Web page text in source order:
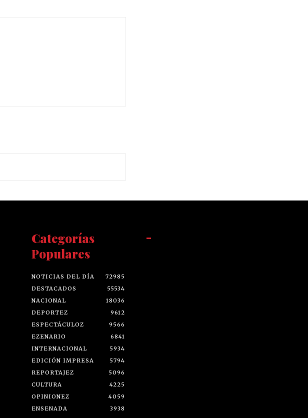
Categorías
Populares
NOTICIAS DEL DÍA
72985
DESTACADOS
55534
NACIONAL
18036
DEPORTEZ
9612
ESPECTÁCULOZ
9566
EZENARIO
6841
INTERNACIONAL
5934
EDICIÓN IMPRESA
5794
REPORTAJEZ
5096
CULTURA
4225
OPINIONEZ
4059
ENSENADA
3938
-